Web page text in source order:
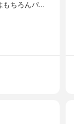
もちろんパ…